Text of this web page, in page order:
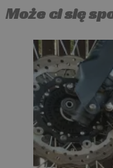
Może ci się